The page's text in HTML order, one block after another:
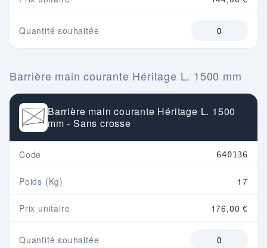
Quantité souhaitée
Barrière main courante Héritage L. 1500 mm
Barrière main courante Héritage L. 1500
mm - Sans crosse
Code 640136
Poids (Kg) 17
Prix unitaire 176,00 €
Quantité souhaitée